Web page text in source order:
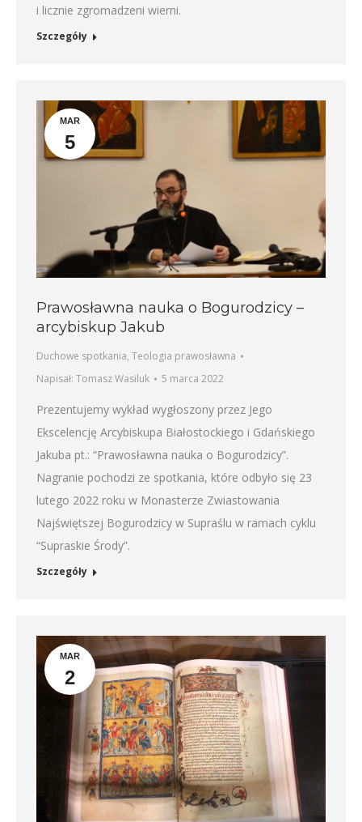
i licznie zgromadzeni wierni.
Szczegóły
MAR
5
Prawosławna nauka o Bogurodzicy –
arcybiskup Jakub
Duchowe spotkania, Teologia prawosławna
Napisał: Tomasz Wasiluk 5 marca 2022
Prezentujemy wykład wygłoszony przez Jego
Ekscelencję Arcybiskupa Białostockiego i Gdańskiego
Jakuba pt.: “Prawosławna nauka o Bogurodzicy”.
Nagranie pochodzi ze spotkania, które odbyło się 23
lutego 2022 roku w Monasterze Zwiastowania
Najświętszej Bogurodzicy w Supraślu w ramach cyklu
“Supraskie Środy”.
Szczegóły
MAR
2